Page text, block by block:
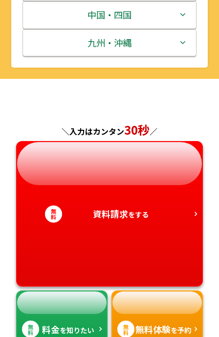
宮城県
秋田県
山形県
群馬県
埼玉県
千葉県
富山県
石川県
福井県
岐阜県
静岡県
三重県
滋賀県
京都府
奈良県
和歌山県
中国・四国
鳥取県
島根県
山口県
徳島県
九州・沖縄
福岡県
熊本県
大分県
＼入力はカンタン30秒／
無
料 資料請求をする
無
料 料金を知りたい 無
料 無料体験を予約